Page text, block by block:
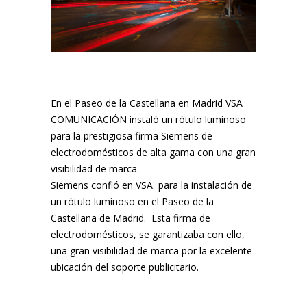
En el Paseo de la Castellana en Madrid VSA
COMUNICACIÓN instaló un rótulo luminoso
para la prestigiosa firma Siemens de
electrodomésticos de alta gama con una gran
visibilidad de marca.
Siemens confió en VSA para la instalación de
un rótulo luminoso en el Paseo de la
Castellana de Madrid. Esta firma de
electrodomésticos, se garantizaba con ello,
una gran visibilidad de marca por la excelente
ubicación del soporte publicitario.